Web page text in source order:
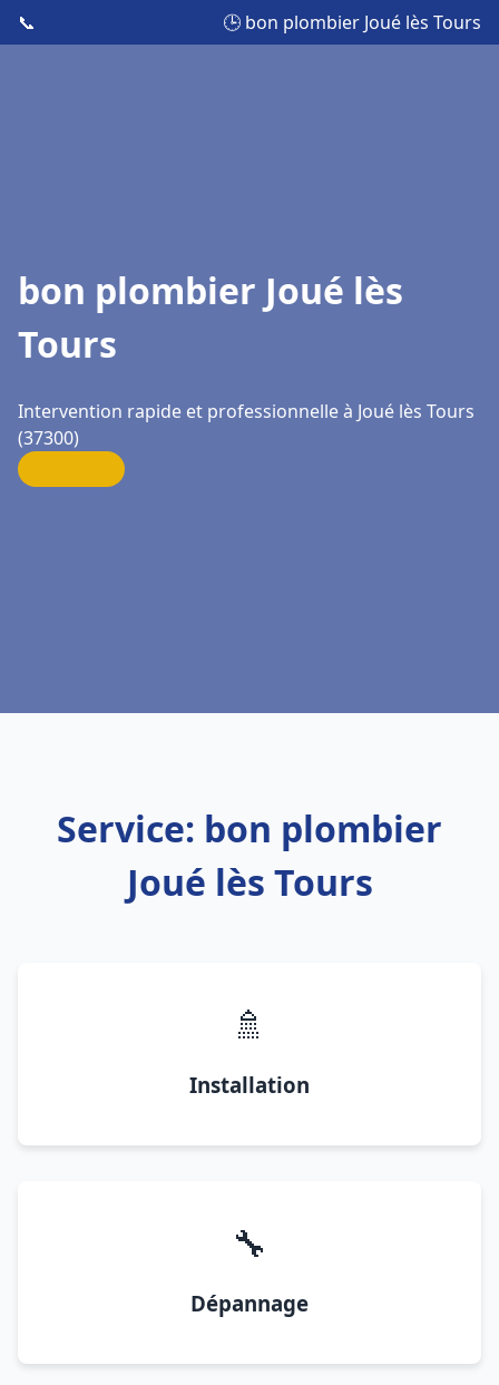
📞 🕒 bon plombier Joué lès Tours
bon plombier Joué lès
Tours
Intervention rapide et professionnelle à Joué lès Tours
(37300)
Service: bon plombier
Joué lès Tours
🚿
Installation
🔧
Dépannage